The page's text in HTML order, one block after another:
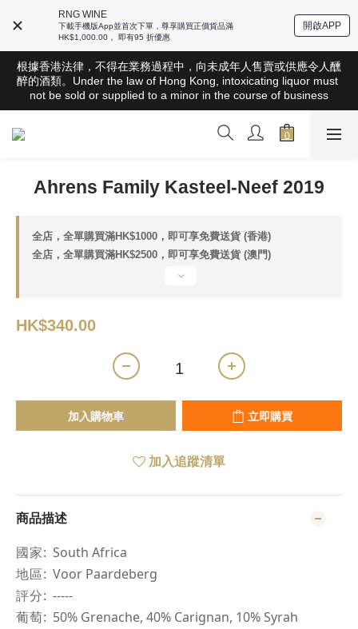
RNG WINE
下載手機版App並首次下單，尊享購買正價貨品滿
HK$1,000.00， 即有95 折優惠
開啟APP
根據香港法律，不得在業務過程中，向未成年人售賣或供應令人醺
醉的酒類。Under the law of Hong Kong, intoxicating liquor must
not be sold or supplied to a minor in the course of business
根據香港法律，不得在業務過程中，向未成年人售賣或供應令人醺
醉的酒類。Under the law of Hong Kong, intoxicating liquor must
not be sold or supplied to a minor in the course of business
全店滿HK$1000 免運費（香港）； HK$2500 免運費（澳門）；
SGD800 免運費（新加坡）；TWD20,000免運費（台灣）；
根據香港法律，不得在業務過程中，向未成年人售賣或供應令人醺
醉的酒類。Under the law of Hong Kong, intoxicating liquor must
Ahrens Family Kasteel-Neef 2019
全店，全單購買滿HK$1000，即可享免費送貨 (香港)
全店，全單購買滿HK$2500，即可享免費送貨 (澳門)
HK$340.00
加入購物車 立即購買
加入追蹤清單
商品描述
國家: South Africa
地區: Voor Paardeberg
評分: -----
葡萄: 50% Grenache, 40% Carignan, 10% Syrah